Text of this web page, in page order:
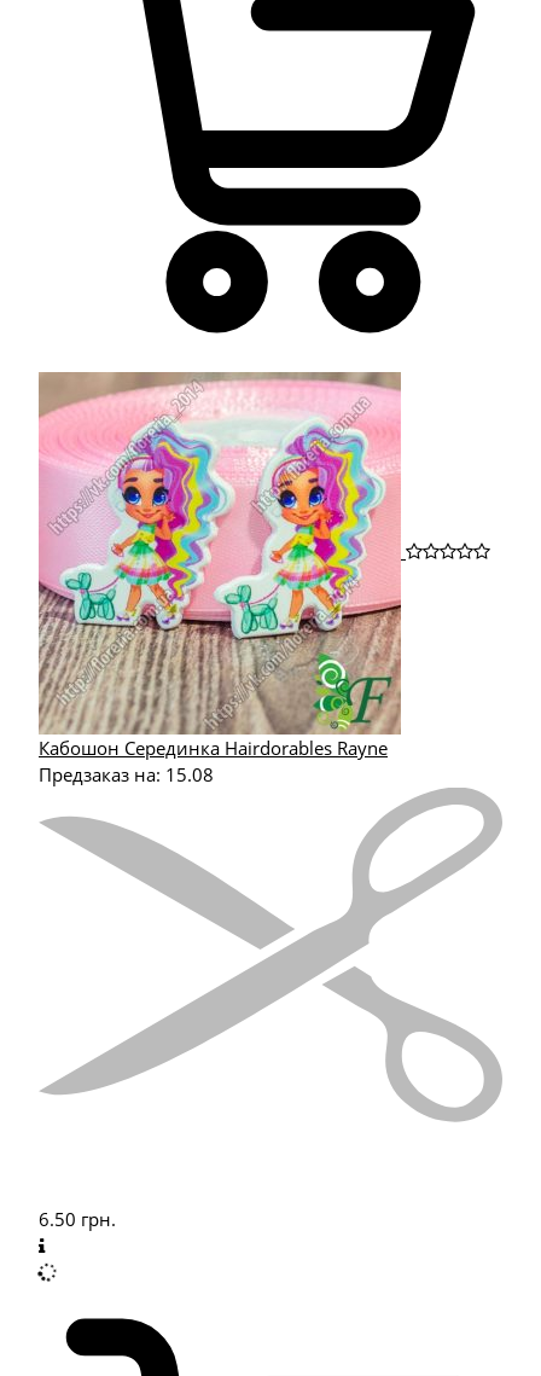
Кабошон Серединка Hairdorables Rayne
Предзаказ на: 15.08
6.50 грн.